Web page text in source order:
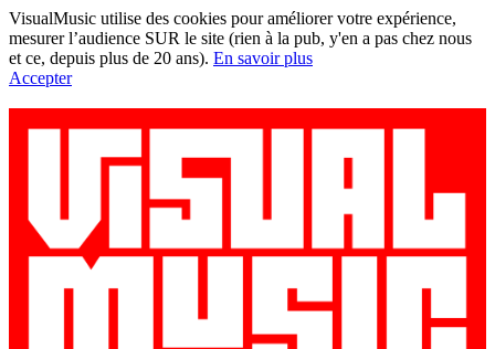
VisualMusic utilise des cookies pour améliorer votre expérience,
mesurer l’audience SUR le site (rien à la pub, y'en a pas chez nous
et ce, depuis plus de 20 ans). En savoir plus
Accepter